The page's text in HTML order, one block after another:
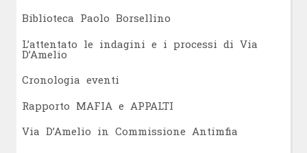
Biblioteca Paolo Borsellino
L’attentato le indagini e i processi di Via
D’Amelio
Cronologia eventi
Rapporto MAFIA e APPALTI
Via D’Amelio in Commissione Antimfia